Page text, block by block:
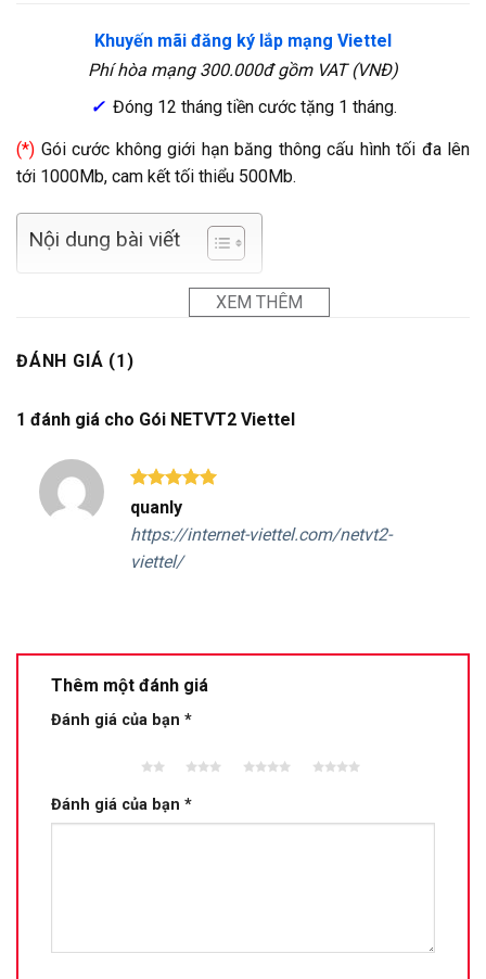
Khuyến mãi đăng ký lắp mạng Viettel
Phí hòa mạng 300.000đ gồm VAT (VNĐ)
✓ Đóng 12 tháng tiền cước tặng 1 tháng.
(*) Gói cước không giới hạn băng thông cấu hình tối đa lên
tới 1000Mb, cam kết tối thiểu 500Mb.
XEM THÊM
Nội dung bài viết
ĐÁNH GIÁ (1)
1 đánh giá cho Gói NETVT2 Viettel
Được xếp
hạng
5
sao
quanly
https://internet-viettel.com/netvt2-
viettel/
Thêm một đánh giá
Đánh giá của bạn *
5 sao
sao
sao
sao
Đánh giá của bạn *